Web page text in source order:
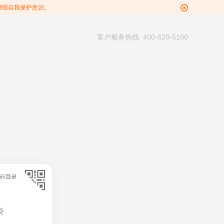
自我保护意识。
客户服务热线: 400-620-5100